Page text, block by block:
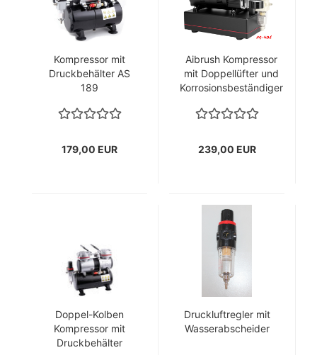
Kompressor mit
Druckbehälter AS
189
179,00 EUR
Aibrush Kompressor
mit Doppellüfter und
Korrosionsbeständiger
(2,5 l)
239,00 EUR
Doppel-Kolben
Kompressor mit
Druckbehälter
Druckluftregler mit
Wasserabscheider